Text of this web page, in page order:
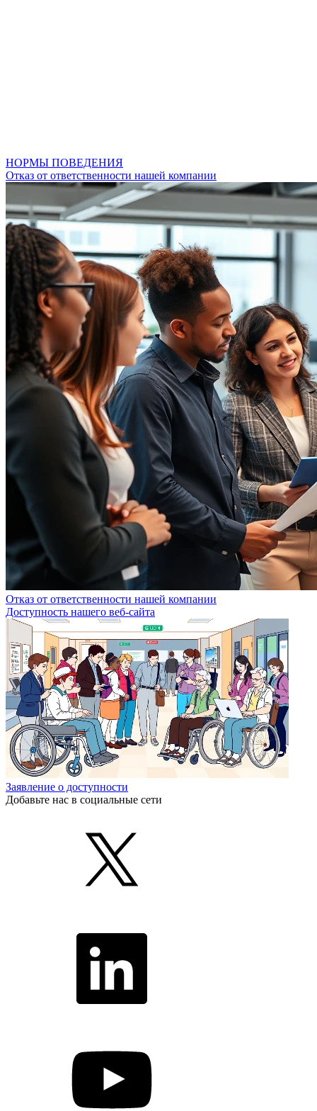
НОРМЫ ПОВЕДЕНИЯ
Отказ от ответственности нашей компании
Отказ от ответственности нашей компании
Доступность нашего веб-сайта
Заявление о доступности
Добавьте нас в социальные сети